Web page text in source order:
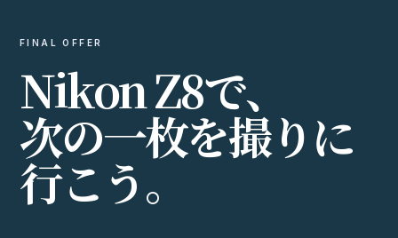
FINAL OFFER
NikonZ8で、
次の一枚を撮りに
行こう。